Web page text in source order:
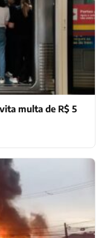
multa de R$ 5